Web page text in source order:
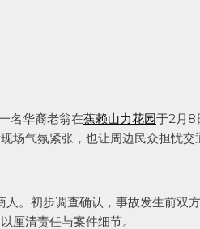
名华裔老翁在蕉赖山力花园于2月8
气氛紧张，也让周边民众担忧交
。初步调查确认，事故发生前双
厘清责任与案件细节。